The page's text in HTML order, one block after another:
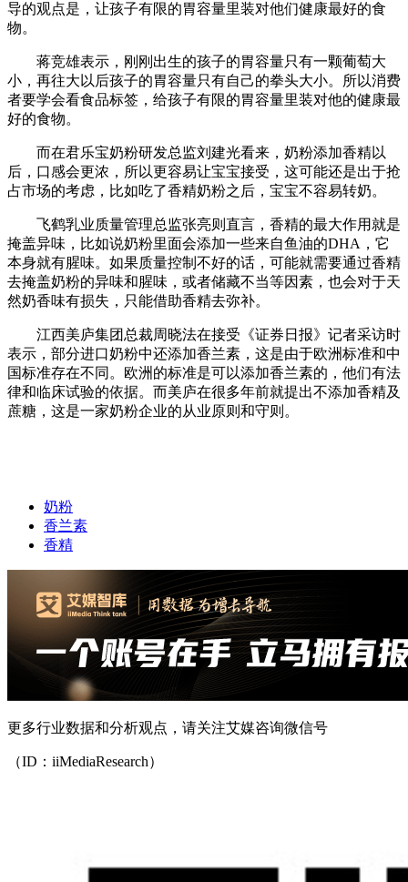
导的观点是，让孩子有限的胃容量里装对他们健康最好的食
物。
蒋竞雄表示，刚刚出生的孩子的胃容量只有一颗葡萄大
小，再往大以后孩子的胃容量只有自己的拳头大小。所以消费
者要学会看食品标签，给孩子有限的胃容量里装对他的健康最
好的食物。
而在君乐宝奶粉研发总监刘建光看来，奶粉添加香精以
后，口感会更浓，所以更容易让宝宝接受，这可能还是出于抢
占市场的考虑，比如吃了香精奶粉之后，宝宝不容易转奶。
飞鹤乳业质量管理总监张亮则直言，香精的最大作用就是
掩盖异味，比如说奶粉里面会添加一些来自鱼油的DHA，它
本身就有腥味。如果质量控制不好的话，可能就需要通过香精
去掩盖奶粉的异味和腥味，或者储藏不当等因素，也会对于天
然奶香味有损失，只能借助香精去弥补。
江西美庐集团总裁周晓法在接受《证券日报》记者采访时
表示，部分进口奶粉中还添加香兰素，这是由于欧洲标准和中
国标准存在不同。欧洲的标准是可以添加香兰素的，他们有法
律和临床试验的依据。而美庐在很多年前就提出不添加香精及
蔗糖，这是一家奶粉企业的从业原则和守则。
奶粉
香兰素
香精
更多行业数据和分析观点，请关注艾媒咨询微信号
（ID：iiMediaResearch）